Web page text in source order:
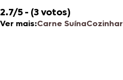
2.7/5 - (3 votos)
Ver mais:Carne SuínaCozinhar